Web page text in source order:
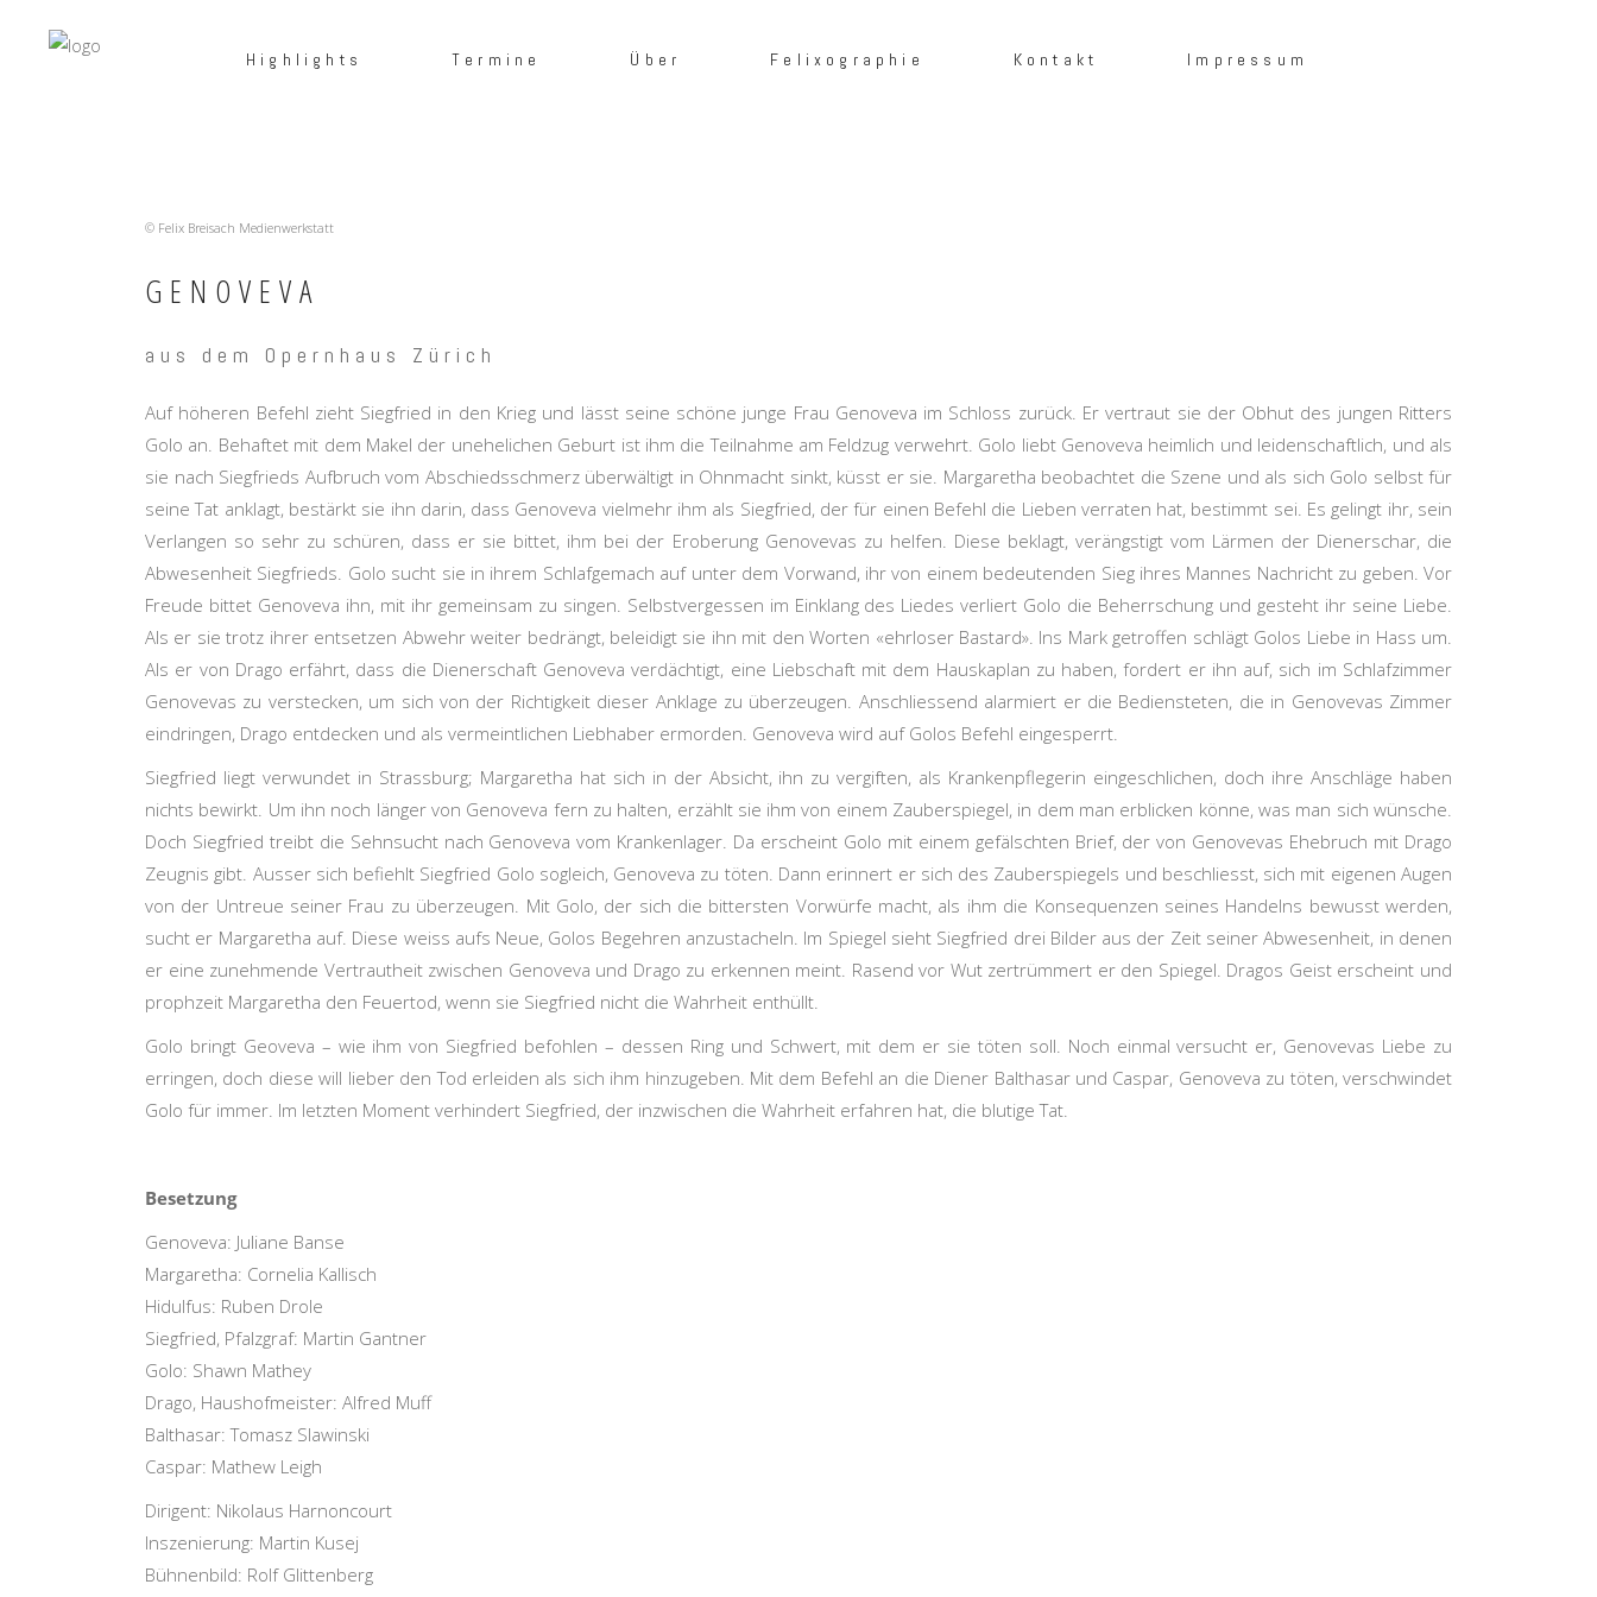
Highlights Termine Über Felixographie Kontakt Impressum
© Felix Breisach Medienwerkstatt
GENOVEVA
aus dem Opernhaus Zürich
Auf höheren Befehl zieht Siegfried in den Krieg und lässt seine schöne junge Frau Genoveva im Schloss zurück. Er vertraut sie der Obhut des jungen Ritters
Golo an. Behaftet mit dem Makel der unehelichen Geburt ist ihm die Teilnahme am Feldzug verwehrt. Golo liebt Genoveva heimlich und leidenschaftlich, und als
sie nach Siegfrieds Aufbruch vom Abschiedsschmerz überwältigt in Ohnmacht sinkt, küsst er sie. Margaretha beobachtet die Szene und als sich Golo selbst für
seine Tat anklagt, bestärkt sie ihn darin, dass Genoveva vielmehr ihm als Siegfried, der für einen Befehl die Lieben verraten hat, bestimmt sei. Es gelingt ihr, sein
Verlangen so sehr zu schüren, dass er sie bittet, ihm bei der Eroberung Genovevas zu helfen. Diese beklagt, verängstigt vom Lärmen der Dienerschar, die
Abwesenheit Siegfrieds. Golo sucht sie in ihrem Schlafgemach auf unter dem Vorwand, ihr von einem bedeutenden Sieg ihres Mannes Nachricht zu geben. Vor
Freude bittet Genoveva ihn, mit ihr gemeinsam zu singen. Selbstvergessen im Einklang des Liedes verliert Golo die Beherrschung und gesteht ihr seine Liebe.
Als er sie trotz ihrer entsetzen Abwehr weiter bedrängt, beleidigt sie ihn mit den Worten «ehrloser Bastard». Ins Mark getroffen schlägt Golos Liebe in Hass um.
Als er von Drago erfährt, dass die Dienerschaft Genoveva verdächtigt, eine Liebschaft mit dem Hauskaplan zu haben, fordert er ihn auf, sich im Schlafzimmer
Genovevas zu verstecken, um sich von der Richtigkeit dieser Anklage zu überzeugen. Anschliessend alarmiert er die Bediensteten, die in Genovevas Zimmer
eindringen, Drago entdecken und als vermeintlichen Liebhaber ermorden. Genoveva wird auf Golos Befehl eingesperrt.
Siegfried liegt verwundet in Strassburg; Margaretha hat sich in der Absicht, ihn zu vergiften, als Krankenpflegerin eingeschlichen, doch ihre Anschläge haben
nichts bewirkt. Um ihn noch länger von Genoveva fern zu halten, erzählt sie ihm von einem Zauberspiegel, in dem man erblicken könne, was man sich wünsche.
Doch Siegfried treibt die Sehnsucht nach Genoveva vom Krankenlager. Da erscheint Golo mit einem gefälschten Brief, der von Genovevas Ehebruch mit Drago
Zeugnis gibt. Ausser sich befiehlt Siegfried Golo sogleich, Genoveva zu töten. Dann erinnert er sich des Zauberspiegels und beschliesst, sich mit eigenen Augen
von der Untreue seiner Frau zu überzeugen. Mit Golo, der sich die bittersten Vorwürfe macht, als ihm die Konsequenzen seines Handelns bewusst werden,
sucht er Margaretha auf. Diese weiss aufs Neue, Golos Begehren anzustacheln. Im Spiegel sieht Siegfried drei Bilder aus der Zeit seiner Abwesenheit, in denen
er eine zunehmende Vertrautheit zwischen Genoveva und Drago zu erkennen meint. Rasend vor Wut zertrümmert er den Spiegel. Dragos Geist erscheint und
prophzeit Margaretha den Feuertod, wenn sie Siegfried nicht die Wahrheit enthüllt.
Golo bringt Geoveva – wie ihm von Siegfried befohlen – dessen Ring und Schwert, mit dem er sie töten soll. Noch einmal versucht er, Genovevas Liebe zu
erringen, doch diese will lieber den Tod erleiden als sich ihm hinzugeben. Mit dem Befehl an die Diener Balthasar und Caspar, Genoveva zu töten, verschwindet
Golo für immer. Im letzten Moment verhindert Siegfried, der inzwischen die Wahrheit erfahren hat, die blutige Tat.
Besetzung
Genoveva: Juliane Banse
Margaretha: Cornelia Kallisch
Hidulfus: Ruben Drole
Siegfried, Pfalzgraf: Martin Gantner
Golo: Shawn Mathey
Drago, Haushofmeister: Alfred Muff
Balthasar: Tomasz Slawinski
Caspar: Mathew Leigh
Dirigent: Nikolaus Harnoncourt
Inszenierung: Martin Kusej
Bühnenbild: Rolf Glittenberg